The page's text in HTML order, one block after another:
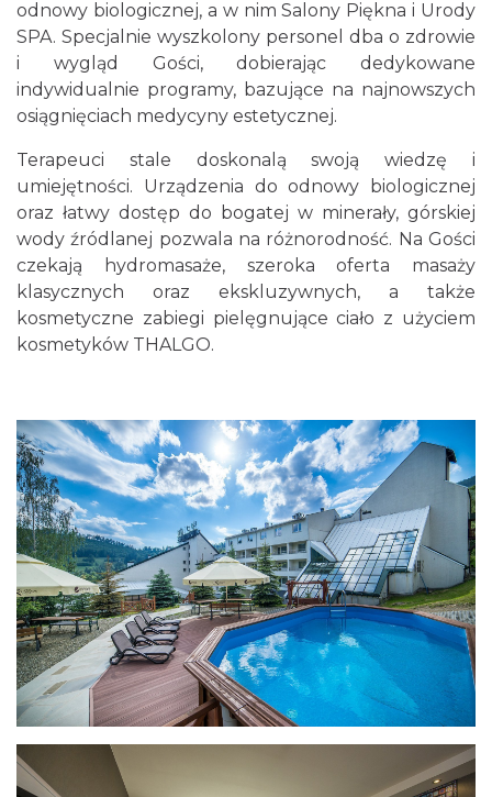
odnowy biologicznej, a w nim Salony Piękna i Urody
SPA. Specjalnie wyszkolony personel dba o zdrowie
i wygląd Gości, dobierając dedykowane
indywidualnie programy, bazujące na najnowszych
osiągnięciach medycyny estetycznej.
Terapeuci stale doskonalą swoją wiedzę i
umiejętności. Urządzenia do odnowy biologicznej
oraz łatwy dostęp do bogatej w minerały, górskiej
wody źródlanej pozwala na różnorodność. Na Gości
czekają hydromasaże, szeroka oferta masaży
klasycznych oraz ekskluzywnych, a także
kosmetyczne zabiegi pielęgnujące ciało z użyciem
kosmetyków THALGO.